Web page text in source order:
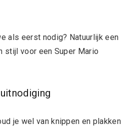
als eerst nodig? Natuurlijk een
stijl voor een Super Mario
je wel van knippen en plakken